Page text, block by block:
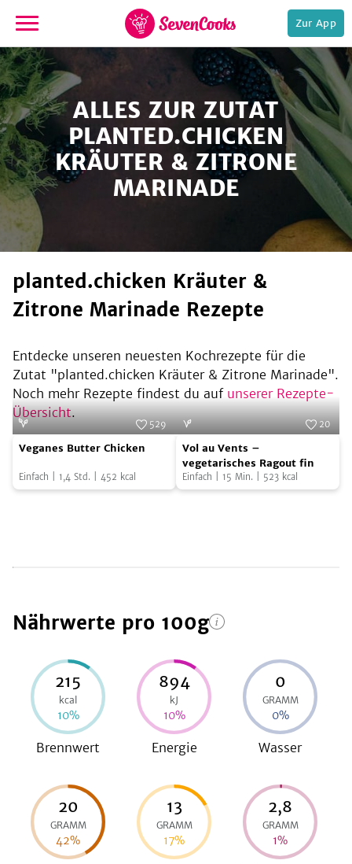
zur
Startseite
Zur App
ALLES ZUR ZUTAT
PLANTED.CHICKEN
KRÄUTER & ZITRONE
MARINADE
planted.chicken Kräuter &
Zitrone Marinade Rezepte
Entdecke unseren neuesten Kochrezepte für die
Zutat "planted.chicken Kräuter & Zitrone Marinade".
Noch mehr Rezepte findest du auf unserer Rezepte-
Übersicht.
Veganes
Chicken
Foto:
529
Veganes Butter Chicken
Einfach 1,4 Std. 452 kcal
Vol
au
Vents
20
Vol au Vents –
vegetarisches Ragout fin
Einfach 15 Min. 523 kcal
Nährwerte pro 100g
215
kcal
10%
Brennwert
894
kJ
10%
Energie
0
GRAMM
0%
Wasser
20
GRAMM
42%
13
GRAMM
17%
2,8
GRAMM
1%